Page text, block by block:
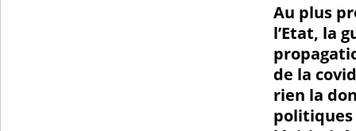
Au plus
l’Etat, la
de la
rien la